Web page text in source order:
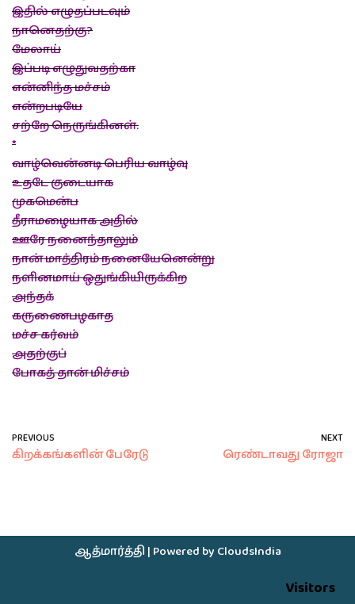
இதில் எழுதப்படவும்
நானெதற்கு?
மேலாய்
இப்படி எழுதுவதற்கா
என்னிந்த மச்சம்
என்றபடியே
சற்றே நெருங்கினள்.
*
வாழ்வென்னடி பெரிய வாழ்வு
உதடே குடையாக
முகமென்ப
தீராமழையாக அதில்
ஊரே நனைந்தாலும்
நான் மாத்திரம் நனையேனென்று
நளினமாய் ஒதுங்கியிருக்கிற
அந்தக்
கருணைபழகாத
மச்ச கர்வம்
அதற்குப்
போகத் தான் மிச்சம்
PREVIOUS
கிறக்கங்களின் பேரேடு
NEXT
ரெண்டாவது ரோஜா
ஆத்மார்த்தி | Powered by CloudsIndia
Visitors